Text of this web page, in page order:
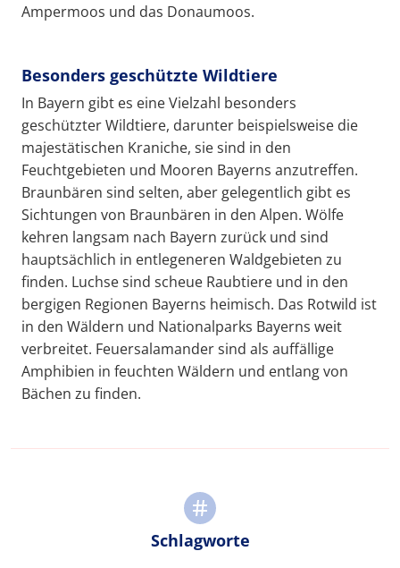
Ampermoos und das Donaumoos.
Besonders geschützte Wildtiere
In Bayern gibt es eine Vielzahl besonders
geschützter Wildtiere, darunter beispielsweise die
majestätischen Kraniche, sie sind in den
Feuchtgebieten und Mooren Bayerns anzutreffen.
Braunbären sind selten, aber gelegentlich gibt es
Sichtungen von Braunbären in den Alpen. Wölfe
kehren langsam nach Bayern zurück und sind
hauptsächlich in entlegeneren Waldgebieten zu
finden. Luchse sind scheue Raubtiere und in den
bergigen Regionen Bayerns heimisch. Das Rotwild ist
in den Wäldern und Nationalparks Bayerns weit
verbreitet. Feuersalamander sind als auffällige
Amphibien in feuchten Wäldern und entlang von
Bächen zu finden.
Schlagworte